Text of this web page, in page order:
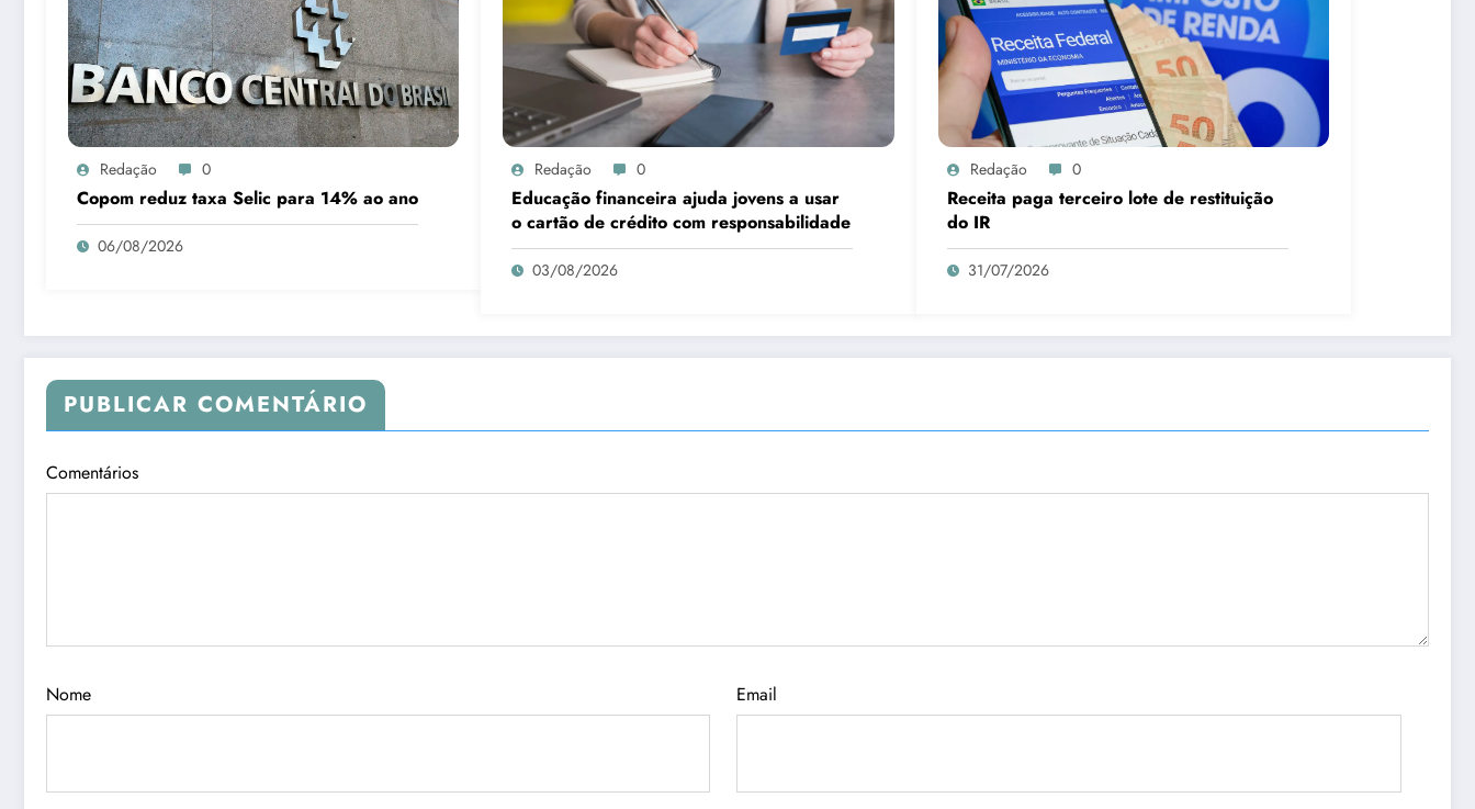
Redação 0
Copom reduz taxa Selic para 14% ao ano
06/08/2026
Redação 0
Educação financeira ajuda jovens a usar
o cartão de crédito com responsabilidade
03/08/2026
Redação 0
Receita paga terceiro lote de restituição
do IR
31/07/2026
PUBLICAR COMENTÁRIO
Comentários
Nome Email